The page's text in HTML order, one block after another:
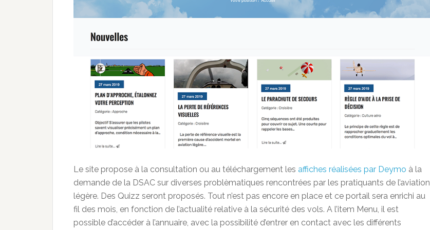
Le site propose à la consultation ou au téléchargement les affiches réalisées par Deymo à la
demande de la DSAC sur diverses problèmatiques rencontrées par les pratiquants de l’aviation
légère. Des Quizz seront proposés. Tout n’est pas encore en place et ce portail sera enrichi au
fil des mois, en fonction de l’actualité relative à la sécurité des vols. A l’item Menu, il est
possible d’accéder à l’annuaire, avec la possibilité d’entrer en contact avec les différents